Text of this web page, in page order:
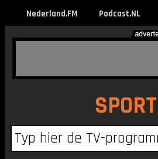
Nederland.FM Podcast.NL